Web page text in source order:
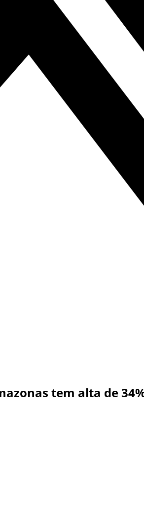
tem alta de